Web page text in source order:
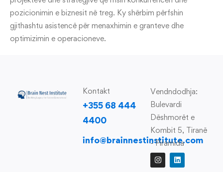
pozicionimin e biznesit në treg. Ky shërbim përfshin
gjithashtu asistencë për menaxhimin e granteve dhe
optimizimin e operacioneve.
Kontakt
+355 68 444
4400
info@brainnestinstitute.com
Vendndodhja:
Bulevardi
Dëshmorët e
Kombit 5, Tiranë
- Piramida